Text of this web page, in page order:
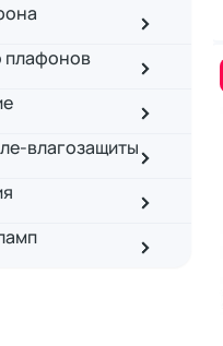
плафонов
влагозащиты